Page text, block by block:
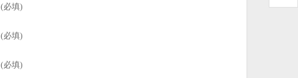
(必填)
(必填)
(必填)